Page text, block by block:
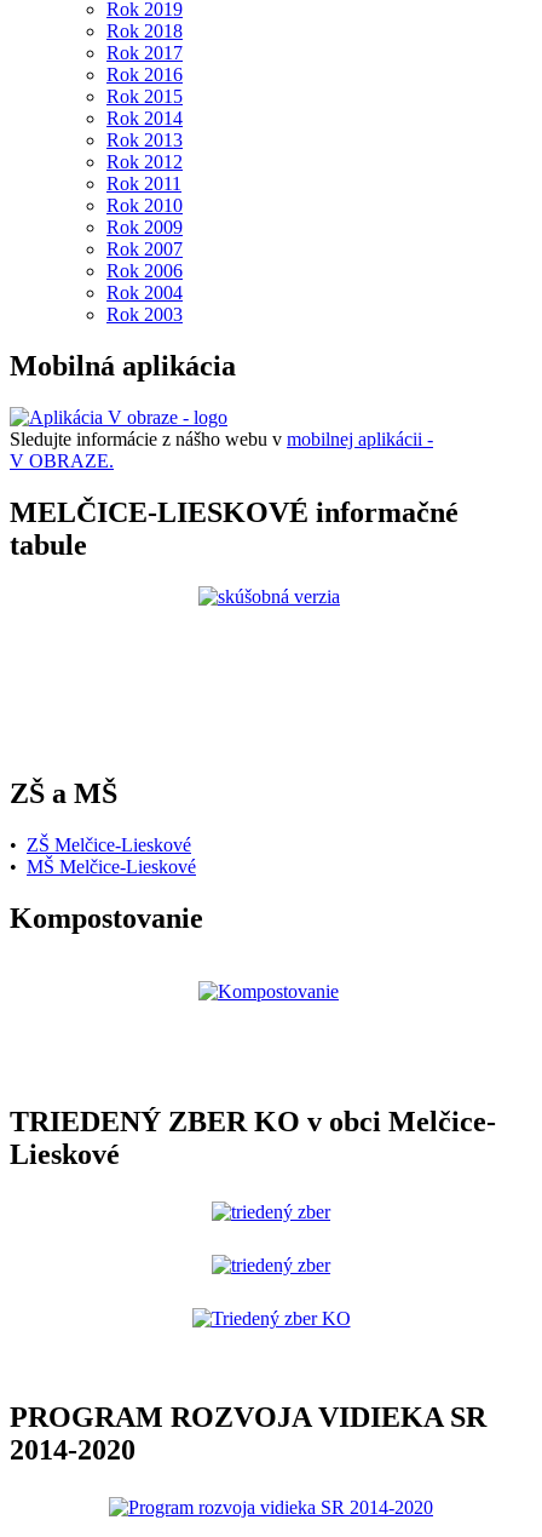
Rok 2019
Rok 2018
Rok 2017
Rok 2016
Rok 2015
Rok 2014
Rok 2013
Rok 2012
Rok 2011
Rok 2010
Rok 2009
Rok 2007
Rok 2006
Rok 2004
Rok 2003
Mobilná aplikácia
Sledujte informácie z nášho webu v mobilnej aplikácii -
V OBRAZE.
MELČICE-LIESKOVÉ informačné
tabule
ZŠ a MŠ
• ZŠ Melčice-Lieskové
• MŠ Melčice-Lieskové
Kompostovanie
TRIEDENÝ ZBER KO v obci Melčice-
Lieskové
PROGRAM ROZVOJA VIDIEKA SR
2014-2020